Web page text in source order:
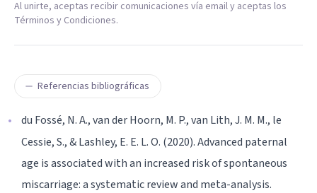
Al unirte, aceptas recibir comunicaciones vía email y aceptas los
Términos y Condiciones.
Referencias bibliográficas
du Fossé, N. A., van der Hoorn, M. P., van Lith, J. M. M., le
Cessie, S., & Lashley, E. E. L. O. (2020). Advanced paternal
age is associated with an increased risk of spontaneous
miscarriage: a systematic review and meta-analysis.